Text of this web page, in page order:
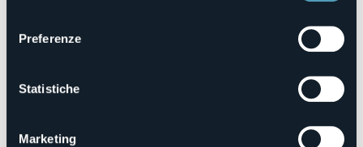
Preferenze
Statistiche
Marketing